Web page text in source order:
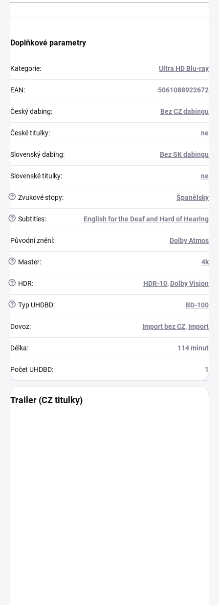
Doplňkové parametry
Kategorie: Ultra HD Blu-ray
EAN: 5061088922672
Český dabing: Bez CZ dabingu
České titulky: ne
Slovenský dabing: Bez SK dabingu
Slovenské titulky: ne
? Zvukové stopy: Španělsky
? Subtitles: English for the Deaf and Hard of Hearing
Původní znění: Dolby Atmos
? Master: 4k
? HDR: HDR-10, Dolby Vision
? Typ UHDBD: BD-100
Dovoz: Import bez CZ, Import
Délka: 114 minut
Počet UHDBD: 1
Trailer (CZ titulky)